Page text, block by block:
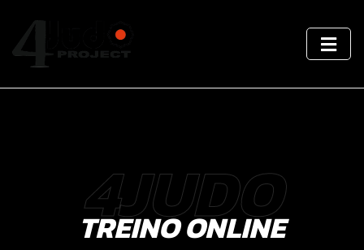
4JUDO
TREINO ONLINE